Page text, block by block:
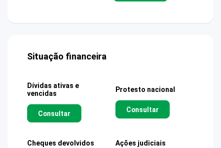
Situação financeira
Dívidas ativas e
vencidas
Consultar
Protesto nacional
Consultar
Cheques devolvidos Ações judiciais